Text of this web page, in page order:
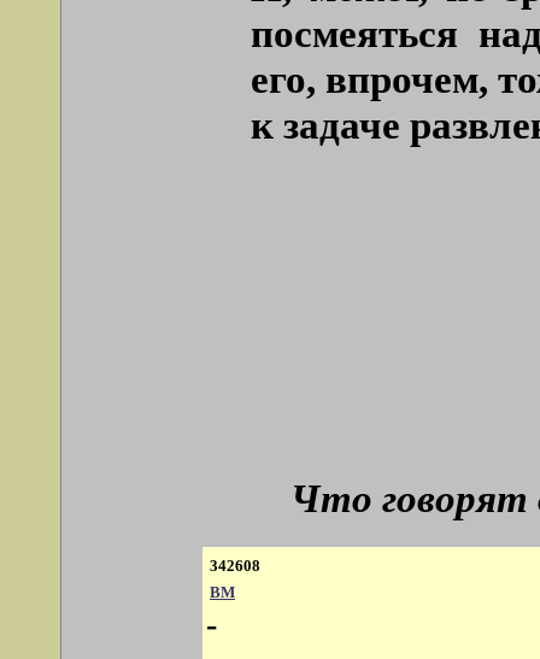
посмеяться
его, впрочем,
к задаче
Что
342608
ВМ
-